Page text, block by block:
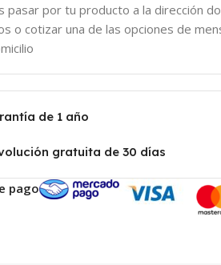
pasar por tu producto a la dirección
o cotizar una de las opciones de
de 1 año
gratuita de 30 días
pago